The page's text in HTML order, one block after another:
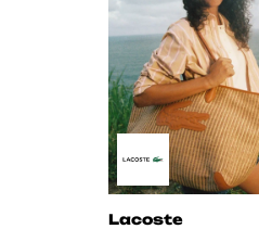
Lacoste